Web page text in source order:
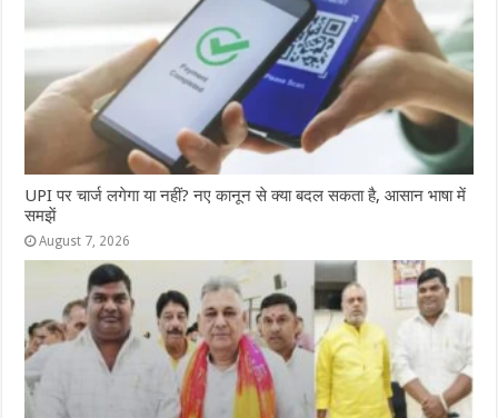
UPI पर चार्ज लगेगा या नहीं? नए कानून से क्या बदल सकता है, आसान भाषा में
समझें
August 7, 2026